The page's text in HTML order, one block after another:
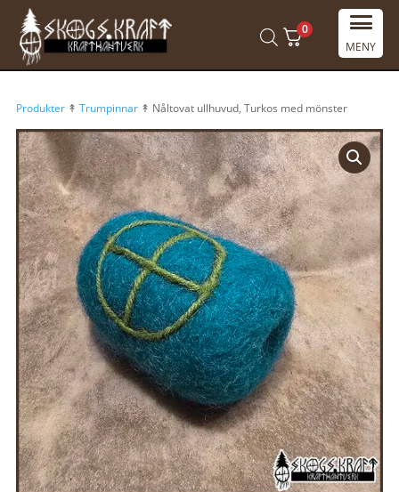
0
MENY
Produkter↟ Trumpinnar↟ Nåltovat ullhuvud, Turkos med mönster